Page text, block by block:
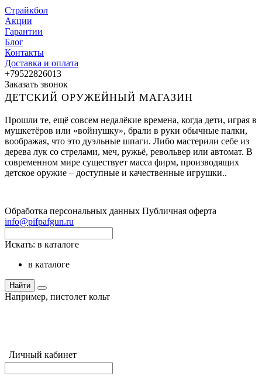
Страйкбол
Акции
Гарантии
Блог
Контакты
Доставка и оплата
+79522826013
Заказать звонок
ДЕТСКИЙ ОРУЖЕЙНЫЙ МАГАЗИН
Прошли те, ещё совсем недалёкие времена, когда дети, играя в
мушкетёров или «войнушку», брали в руки обычные палки,
воображая, что это дуэльные шпаги. Либо мастерили себе из
дерева лук со стрелами, меч, ружьё, револьвер или автомат. В
современном мире существует масса фирм, производящих
детское оружие – доступные и качественные игрушки..
Обработка персональных данных Публичная оферта
info@pifpafgun.ru
Искать: в каталоге
в каталоге
Найти
Например, пистолет кольт
Личный кабинет